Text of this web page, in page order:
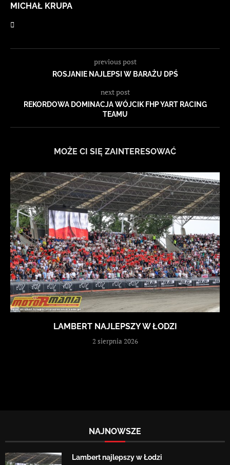
MICHAŁ KRUPA
previous post
ROSJANIE NAJLEPSI W BARAŻU DPŚ
next post
REKORDOWA DOMINACJA WÓJCIK FHP YART RACING
TEAMU
MOŻE CI SIĘ ZAINTERESOWAĆ
LAMBERT NAJLEPSZY W ŁODZI
2 sierpnia 2026
NAJNOWSZE
Lambert najlepszy w Łodzi